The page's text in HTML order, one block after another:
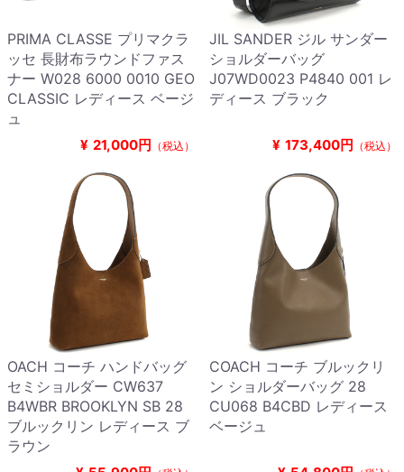
PRIMA CLASSE プリマクラ
ッセ 長財布ラウンドファス
ナー W028 6000 0010 GEO
CLASSIC レディース ベージ
ュ
¥ 21,000円 （税込）
JIL SANDER ジル サンダー
ショルダーバッグ
J07WD0023 P4840 001 レ
ディース ブラック
¥ 173,400円 （税込）
OACH コーチ ハンドバッグ
セミショルダー CW637
B4WBR BROOKLYN SB 28
ブルックリン レディース ブ
ラウン
COACH コーチ ブルックリ
ン ショルダーバッグ 28
CU068 B4CBD レディース
ベージュ